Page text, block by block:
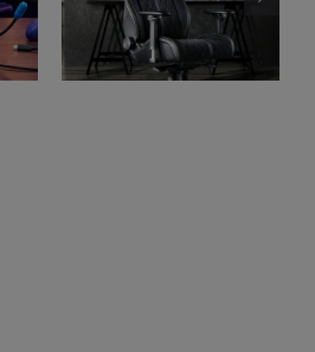
Test Razer Enki
Pro chaise gaming